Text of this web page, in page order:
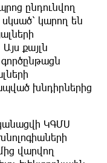
ընդունվող
կարող են
Այս քայլն
խնդիրներից
ԿԳՄՍ
վարվող